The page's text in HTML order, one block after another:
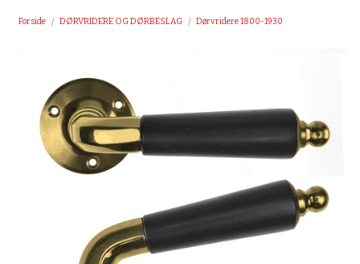
Forside DØRVRIDERE OG DØRBESLAG Dørvridere 1800-1930